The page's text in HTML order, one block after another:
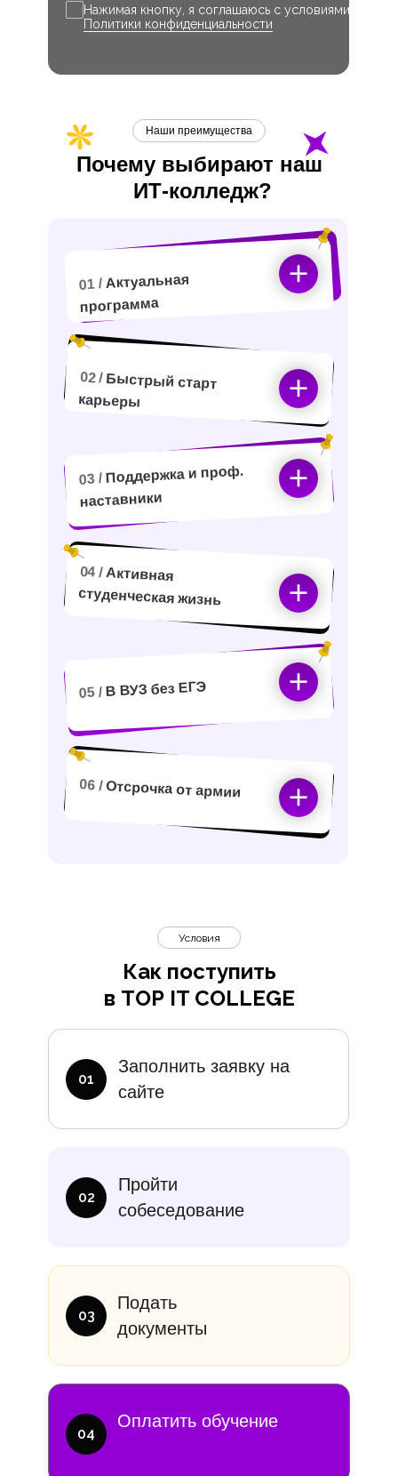
Нажимая кнопку, я соглашаюсь с условиями
Политики конфиденциальности
Почему выбирают наш
ИТ-колледж?
Наши преимущества
01 / Актуальная
программа
02 / Быстрый старт
карьеры
04 /Активная
студенческая жизнь
05 / В ВУЗ без ЕГЭ
06 / Отсрочка от армии
03 / Поддержка и проф.
наставники
Оплатить обучение
Подать
документы
Пройти
собеседование
Заполнить заявку на
сайте
Как поступить
в TOP IT COLLEGE
Условия
01
02
03
04
10 000₽